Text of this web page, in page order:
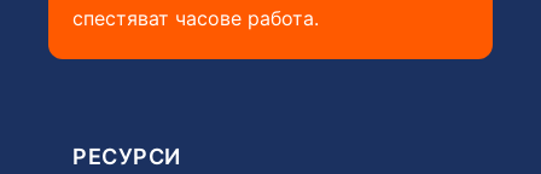
спестяват часове работа.
РЕСУРСИ